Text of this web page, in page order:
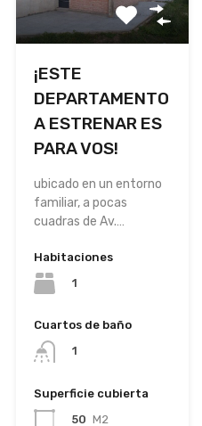
¡ESTE
DEPARTAMENTO
A ESTRENAR ES
PARA VOS!
ubicado en un entorno
familiar, a pocas
cuadras de Av.…
Habitaciones
1
Cuartos de baño
1
Superficie cubierta
50 M2